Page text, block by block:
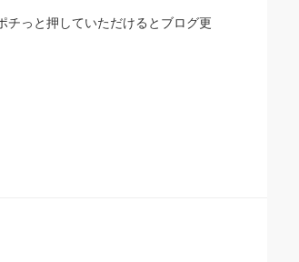
チっと押していただけるとブログ更